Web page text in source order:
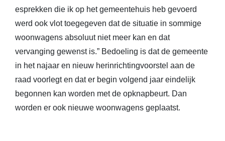
esprekken die ik op het gemeentehuis heb gevoerd
werd ook vlot toegegeven dat de situatie in sommige
woonwagens absoluut niet meer kan en dat
vervanging gewenst is.” Bedoeling is dat de gemeente
in het najaar en nieuw herinrichtingvoorstel aan de
raad voorlegt en dat er begin volgend jaar eindelijk
begonnen kan worden met de opknapbeurt. Dan
worden er ook nieuwe woonwagens geplaatst.